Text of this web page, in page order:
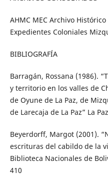
AHMC MEC Archivo
Expedientes Coloniales
BIBLIOGRAFÍA
Barragán, Rossana (1986).
y territorio en los valles de
de Oyune de La Paz, de
de Larecaja de La Paz” La
Beyerdorff, Margot (2001).
escrituras del cabildo de la
Biblioteca Nacionales de
410